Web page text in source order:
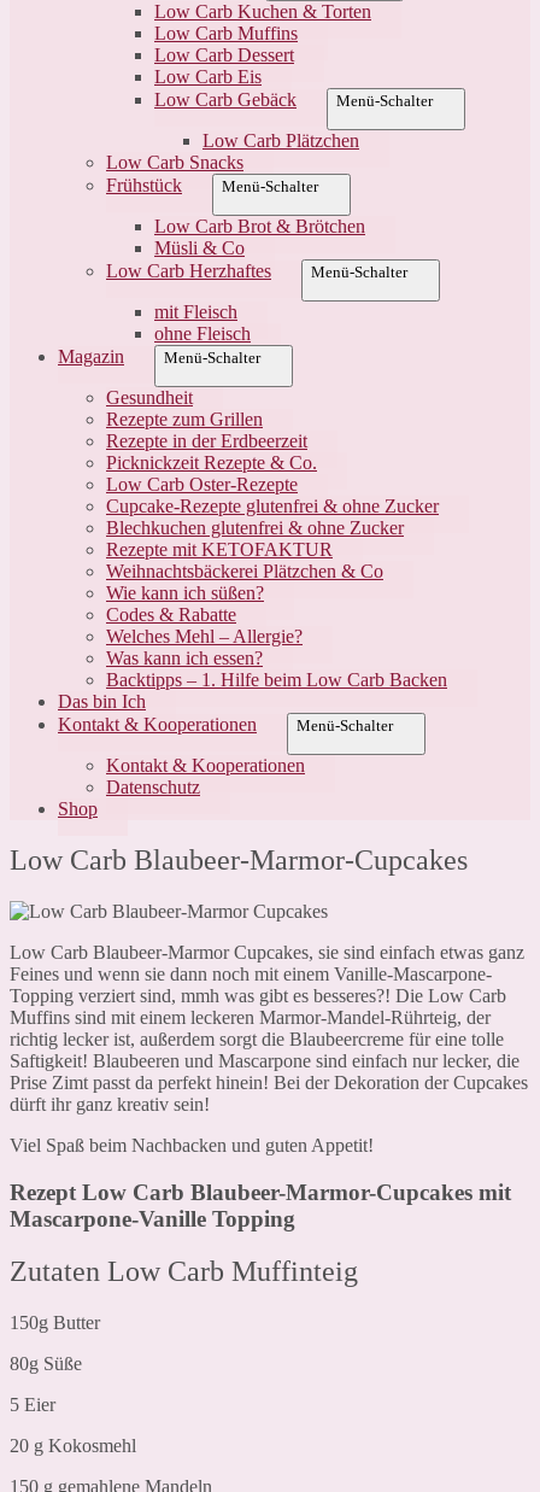
Low Carb Kuchen & Torten
Low Carb Muffins
Low Carb Dessert
Low Carb Eis
Low Carb Gebäck
Menü-Schalter
Low Carb Plätzchen
Low Carb Snacks
Frühstück
Menü-Schalter
Low Carb Brot & Brötchen
Müsli & Co
Low Carb Herzhaftes
Menü-Schalter
mit Fleisch
ohne Fleisch
Magazin
Menü-Schalter
Gesundheit
Rezepte zum Grillen
Rezepte in der Erdbeerzeit
Picknickzeit Rezepte & Co.
Low Carb Oster-Rezepte
Cupcake-Rezepte glutenfrei & ohne Zucker
Blechkuchen glutenfrei & ohne Zucker
Rezepte mit KETOFAKTUR
Weihnachtsbäckerei Plätzchen & Co
Wie kann ich süßen?
Codes & Rabatte
Welches Mehl – Allergie?
Was kann ich essen?
Backtipps – 1. Hilfe beim Low Carb Backen
Das bin Ich
Kontakt & Kooperationen
Menü-Schalter
Kontakt & Kooperationen
Datenschutz
Shop
Low Carb Blaubeer-Marmor-Cupcakes
Low Carb Blaubeer-Marmor Cupcakes, sie sind einfach etwas ganz
Feines und wenn sie dann noch mit einem Vanille-Mascarpone-
Topping verziert sind, mmh was gibt es besseres?! Die Low Carb
Muffins sind mit einem leckeren Marmor-Mandel-Rührteig, der
richtig lecker ist, außerdem sorgt die Blaubeercreme für eine tolle
Saftigkeit! Blaubeeren und Mascarpone sind einfach nur lecker, die
Prise Zimt passt da perfekt hinein! Bei der Dekoration der Cupcakes
dürft ihr ganz kreativ sein!
Viel Spaß beim Nachbacken und guten Appetit!
Rezept Low Carb Blaubeer-Marmor-Cupcakes mit
Mascarpone-Vanille Topping
Zutaten Low Carb Muffinteig
150g Butter
80g Süße
5 Eier
20 g Kokosmehl
150 g gemahlene Mandeln